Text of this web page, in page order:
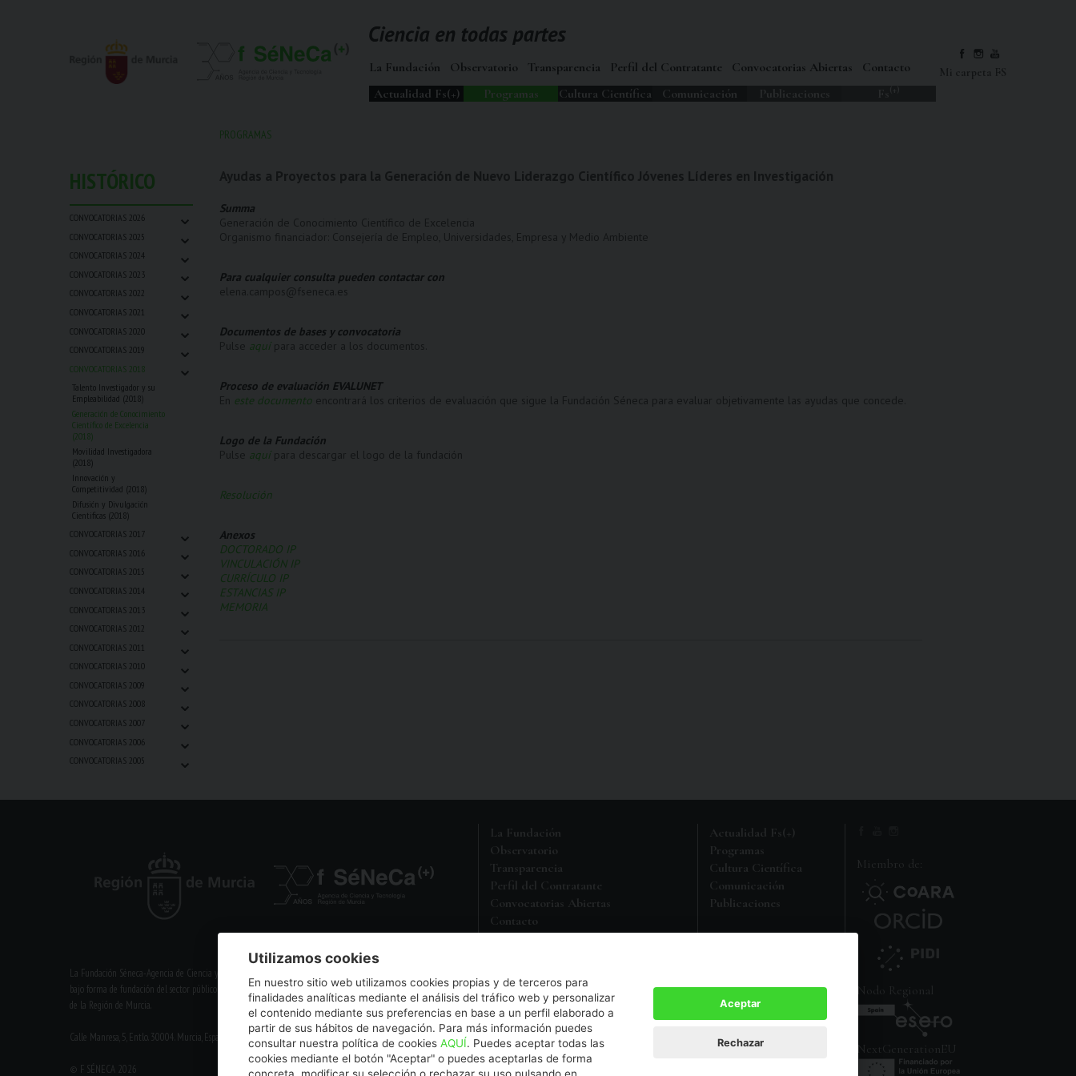
La Fundación Observatorio Transparencia Perfil del Contratante Convocatorias Abiertas
Contacto
Actualidad Fs(+)
Programas Cultura Científica Comunicación
PROGRAMAS
HISTÓRICO
CONVOCATORIAS 2026 ⌄
CONVOCATORIAS 2025 ⌄
CONVOCATORIAS 2024 ⌄
CONVOCATORIAS 2023 ⌄
CONVOCATORIAS 2022 ⌄
CONVOCATORIAS 2021 ⌄
CONVOCATORIAS 2020 ⌄
CONVOCATORIAS 2019 ⌄
CONVOCATORIAS 2018 ⌄
Talento Investigador y su
Empleabilidad (2018)
Generación de Conocimiento
Científico de Excelencia
(2018)
Movilidad Investigadora
(2018)
Innovación y
Competitividad (2018)
Difusión y Divulgación
Cientificas (2018)
CONVOCATORIAS 2017
⌄
CONVOCATORIAS 2016 ⌄
CONVOCATORIAS 2015 ⌄
CONVOCATORIAS 2014 ⌄
CONVOCATORIAS 2013 ⌄
CONVOCATORIAS 2012 ⌄
CONVOCATORIAS 2011 ⌄
CONVOCATORIAS 2010 ⌄
CONVOCATORIAS 2009 ⌄
CONVOCATORIAS 2008 ⌄
CONVOCATORIAS 2007 ⌄
CONVOCATORIAS 2006 ⌄
CONVOCATORIAS 2005 ⌄
Summa
Para cualquier consulta pueden contactar con
Documentos de bases y convocatoria
aquí
Proceso de evaluación EVALUNET
este documento
Logo de la Fundación
aquí
Resolución
Anexos
DOCTORADO IP
VINCULACIÓN IP
CURRÍCULO IP
ESTANCIAS IP
MEMORIA
La Fundación Séneca-Agencia de Ciencia y Tecnología de la Región de Murcia es una entidad sin ánimo de lucro,
bajo forma de fundación del sector público autonómico, inscrita con el número 1-15 en el Registro de Fundaciones
de la Región de Murcia.
Calle Manresa, 5, Entlo. 30004. Murcia, España | +34 968 222 971 | seneca@fseneca.es
© F SÉNECA 2026
La Fundación
Observatorio
Transparencia
Perfil del Contratante
Convocatorias Abiertas
Contacto
Política de Protección de Datos
Actualidad Fs(+)
Programas
Cultura Científica
Comunicación
Publicaciones
Mi carpeta FS
Miembro de:
Nodo Regional
NextGenerationEU
Utilizamos cookies
En nuestro sitio web utilizamos cookies propias y de terceros para
finalidades analíticas mediante el análisis del tráfico web y personalizar
el contenido mediante sus preferencias en base a un perfil elaborado a
partir de sus hábitos de navegación. Para más información puedes
consultar nuestra política de cookiesAQUÍ. Puedes aceptar todas las
cookies mediante el botón "Aceptar" o puedes aceptarlas de forma
concreta, modificar su selección o rechazar su uso pulsando en
Aceptar
Rechazar